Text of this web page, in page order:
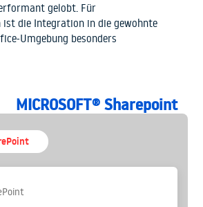
gelobt. Für
ist die Integration in die gewohnte
Umgebung besonders
MICROSOFT® Sharepoint